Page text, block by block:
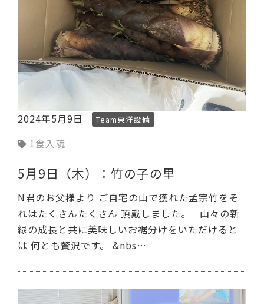
2024年5月9日 Team東洋設備
1食入魂
5月9日（木）：竹の子の里
N君のお父様より ご自宅の山で獲れた孟宗竹をそ
れはたくさんたくさん 頂戴しました。 山々の新
緑の成長と共に美味しいお裾分けをいただけると
は 何とも贅沢です。 &nbs…